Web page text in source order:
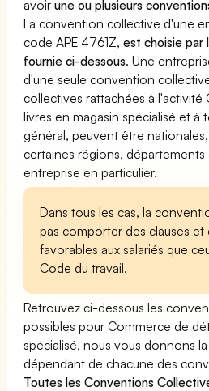
avoirune ou plusieurs
La convention collective d'une
code APE 4761Z,est choisie par
fournie ci-dessous. Une
d'une seule convention
collectives rattachées à l'activité
livres en magasin spécialisé et à
général, peuvent être
certaines régions, départements
entreprise en particulier.
Dans tous les cas, la
pas comporter des clauses et
favorables aux salariés que
Code du travail.
Retrouvez ci-dessous les
possibles pour Commerce de
spécialisé, nous vous donnons
dépendant de chacune des
Toutes les Conventions